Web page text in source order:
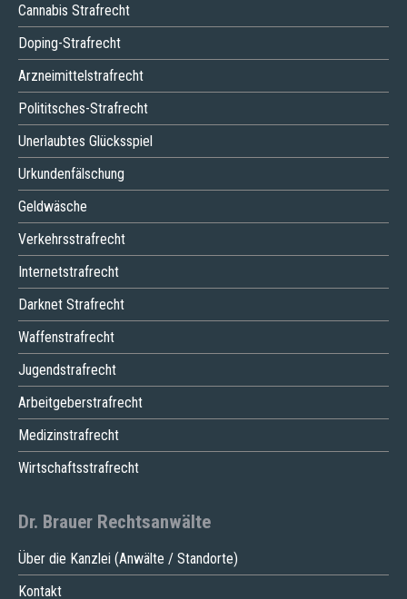
Zur kostenlosen
Ersteinschätzung
Cannabis Strafrecht
Doping-Strafrecht
Arzneimittelstrafrecht
Polititsches-Strafrecht
Unerlaubtes Glücksspiel
Urkundenfälschung
Geldwäsche
Verkehrsstrafrecht
Internetstrafrecht
Darknet Strafrecht
Waffenstrafrecht
Jugendstrafrecht
Arbeitgeberstrafrecht
Medizinstrafrecht
Wirtschaftsstrafrecht
Dr. Brauer Rechtsanwälte
Über die Kanzlei (Anwälte / Standorte)
Kontakt